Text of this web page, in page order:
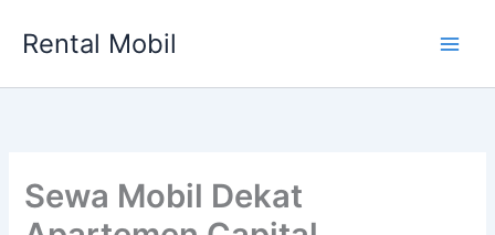
Rental Mobil
Sewa Mobil Dekat